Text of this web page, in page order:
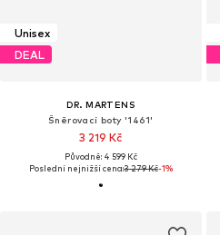
Unisex
DEAL
DR. MARTENS
Šněrovací boty '1461'
3 219 Kč
Původně: 4 599 Kč
Poslední nejnižší cena:3 279 Kč-1%